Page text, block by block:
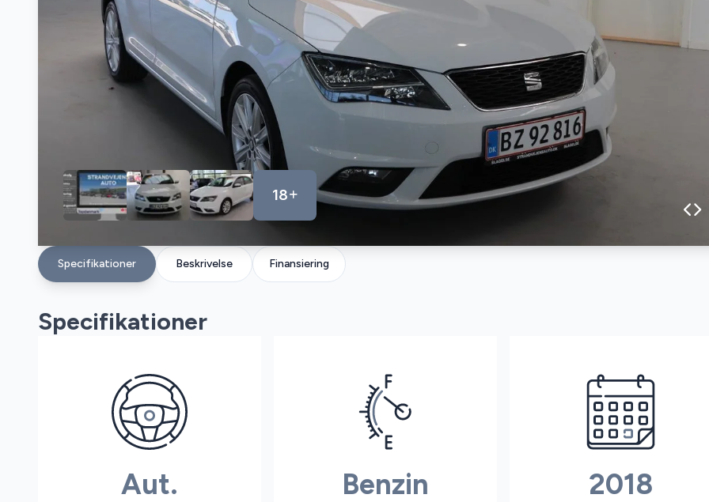
18
Specifikationer Beskrivelse Finansiering
Specifikationer
Aut. Benzin 2018